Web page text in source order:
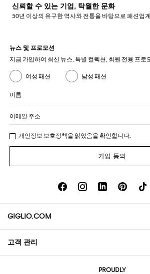
신뢰할 수 있는 기업, 탁월한 문화
50년 이상의 유구한 역사와 전통을 바탕으로 패션업
뉴스 및 프로모션
지금 가입하여 최신 뉴스, 특별 컬렉션, 회원 전용 프로
여성 패션 남성 패션
이름
이메일 주소
개인정보 보호정책을 읽었음을 확인합니다.
가입 동의
GIGLIO.COM
소개
고객 관리
PROUDLY